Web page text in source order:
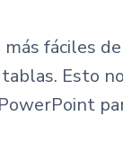
fáciles
Esto